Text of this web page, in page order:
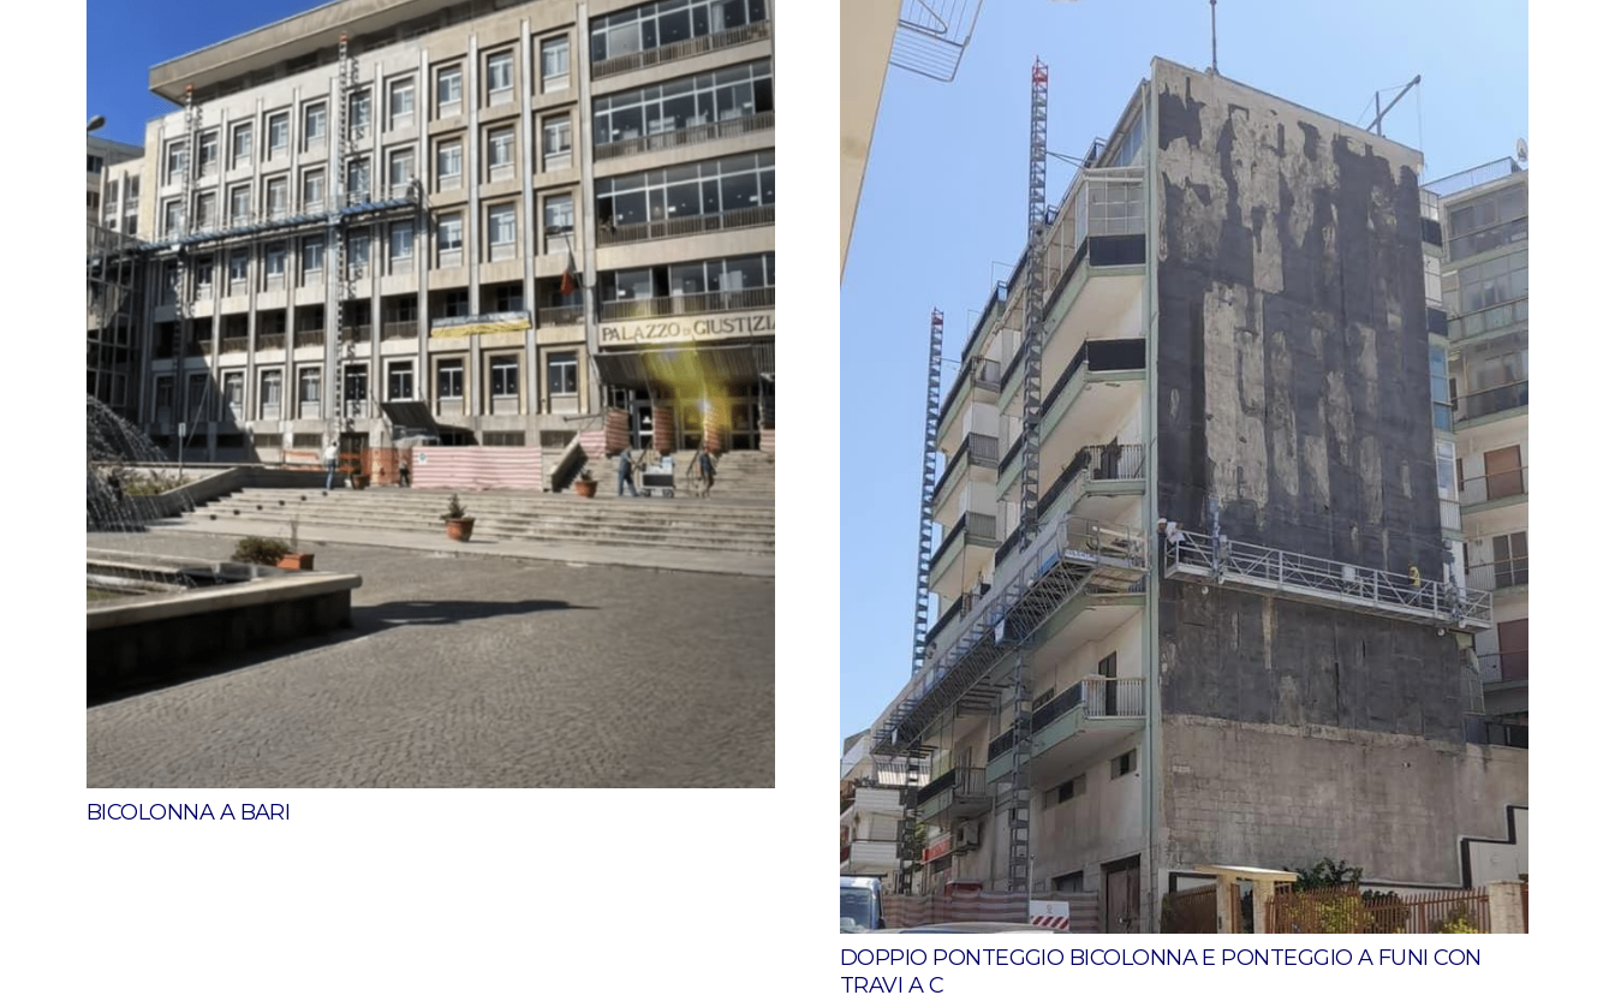
BICOLONNA A BARI
DOPPIO PONTEGGIO BICOLONNA E PONTEGGIO A FUNI CON
TRAVI A C